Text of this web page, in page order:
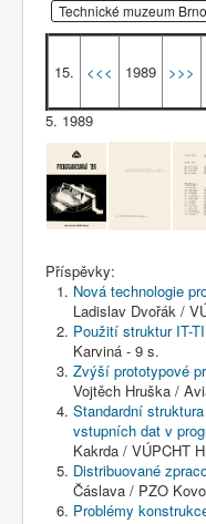
KNIHOVNA
Historické počítače
O nás
M -
větší souhrnné
Programování/Tsw
Technické muzeum
15. <<< 1989 >>>
5. 1989
Příspěvky:
Nová technologie
Ladislav Dvořák /
Použití struktur IT-
Karviná - 9 s.
Zvýší prototypové
Vojtěch Hruška /
Standardní
vstupních dat v
Kakrda / VÚPCHT
Distribuované
Čáslava / PZO
Problémy